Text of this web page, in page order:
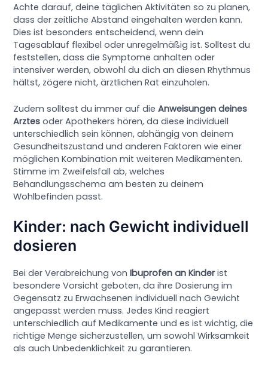
Achte darauf, deine täglichen Aktivitäten so zu planen,
dass der zeitliche Abstand eingehalten werden kann.
Dies ist besonders entscheidend, wenn dein
Tagesablauf flexibel oder unregelmäßig ist. Solltest du
feststellen, dass die Symptome anhalten oder
intensiver werden, obwohl du dich an diesen Rhythmus
hältst, zögere nicht, ärztlichen Rat einzuholen.
Zudem solltest du immer auf dieAnweisungen deines
Arztes oder Apothekers hören, da diese individuell
unterschiedlich sein können, abhängig von deinem
Gesundheitszustand und anderen Faktoren wie einer
möglichen Kombination mit weiteren Medikamenten.
Stimme im Zweifelsfall ab, welches
Behandlungsschema am besten zu deinem
Wohlbefinden passt.
Kinder: nach Gewicht individuell
dosieren
Bei der Verabreichung vonIbuprofen an Kinderist
besondere Vorsicht geboten, da ihre Dosierung im
Gegensatz zu Erwachsenen individuell nach Gewicht
angepasst werden muss. Jedes Kind reagiert
unterschiedlich auf Medikamente und es ist wichtig, die
richtige Menge sicherzustellen, um sowohl Wirksamkeit
als auch Unbedenklichkeit zu garantieren.